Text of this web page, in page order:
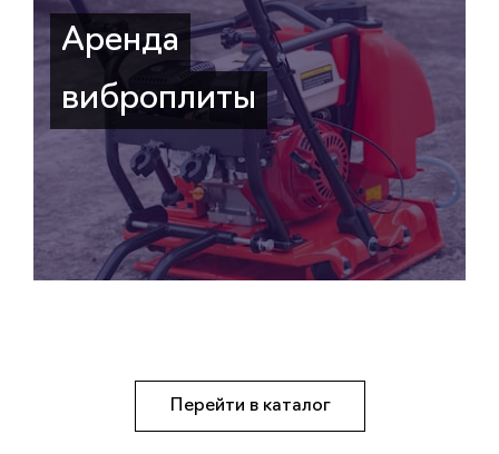
Аренда
виброплиты
Перейти в каталог